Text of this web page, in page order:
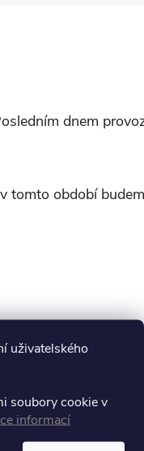
uživatelského
soubory cookie v
informací
dnem
tomto období